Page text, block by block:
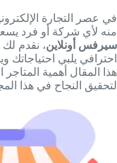
في عصر التجارة
منه لأي شركة أو فرد
سيرفس أونلاين، نقدم
احترافي يلبي
هذا المقال أهمية المتاجر
لتحقيق النجاح في هذا